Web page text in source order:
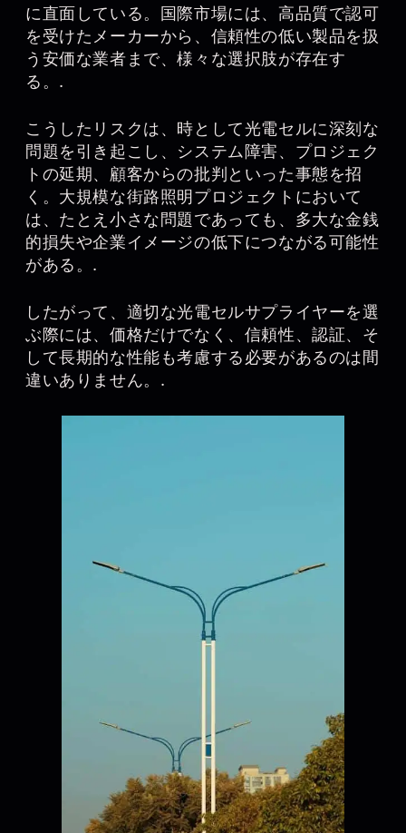
に直面している。国際市場には、高品質で認可
を受けたメーカーから、信頼性の低い製品を扱
う安価な業者まで、様々な選択肢が存在す
る。.
こうしたリスクは、時として光電セルに深刻な
問題を引き起こし、システム障害、プロジェク
トの延期、顧客からの批判といった事態を招
く。大規模な街路照明プロジェクトにおいて
は、たとえ小さな問題であっても、多大な金銭
的損失や企業イメージの低下につながる可能性
がある。.
したがって、適切な光電セルサプライヤーを選
ぶ際には、価格だけでなく、信頼性、認証、そ
して長期的な性能も考慮する必要があるのは間
違いありません。.